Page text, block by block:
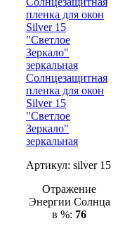
Солнцезащитная
пленка для окон
Silver 15
"Светлое
Зеркало"
зеркальная
Артикул: silver 15
Отражение
Энергии Солнца
в %: 76